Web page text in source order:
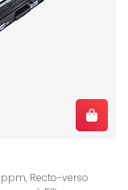
Recto-verso